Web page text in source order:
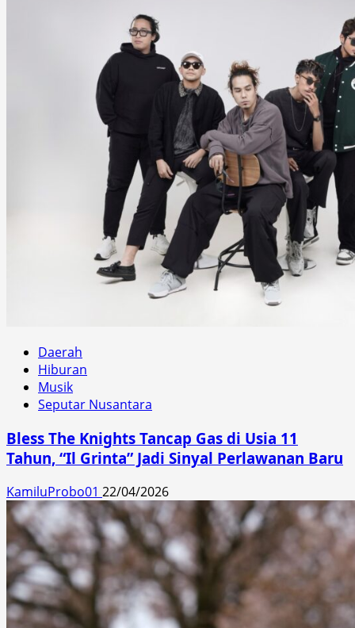
Daerah
Hiburan
Musik
Seputar Nusantara
Bless The Knights Tancap Gas di Usia 11
Tahun, “Il Grinta” Jadi Sinyal Perlawanan Baru
KamiluProbo01 22/04/2026